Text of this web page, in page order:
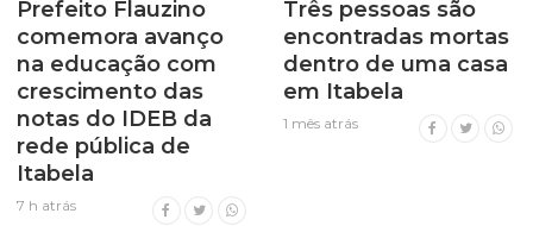
Prefeito Flauzino
comemora avanço
na educação com
crescimento das
notas do IDEB da
rede pública de
Itabela
7 h atrás
Três pessoas são
encontradas mortas
dentro de uma casa
em Itabela
1 mês atrás